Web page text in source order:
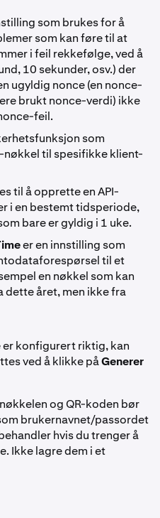
som brukes for å
som kan føre til at
i feil rekkefølge, ved å
10 sekunder, osv.) der
ugyldig nonce (en nonce-
brukt nonce-verdi) ikke
feil.
som
nøkkel til spesifikke klient-
til å opprette en API-
i en bestemt tidsperiode,
bare er gyldig i 1 uke.
er en innstilling som
til et
en nøkkel som kan
dette året, men ikke fra
er konfigurert riktig, kan
ved å klikke påGenerer
og QR-koden bør
brukernavnet/passordet
hvis du trenger å
Ikke lagre dem i et